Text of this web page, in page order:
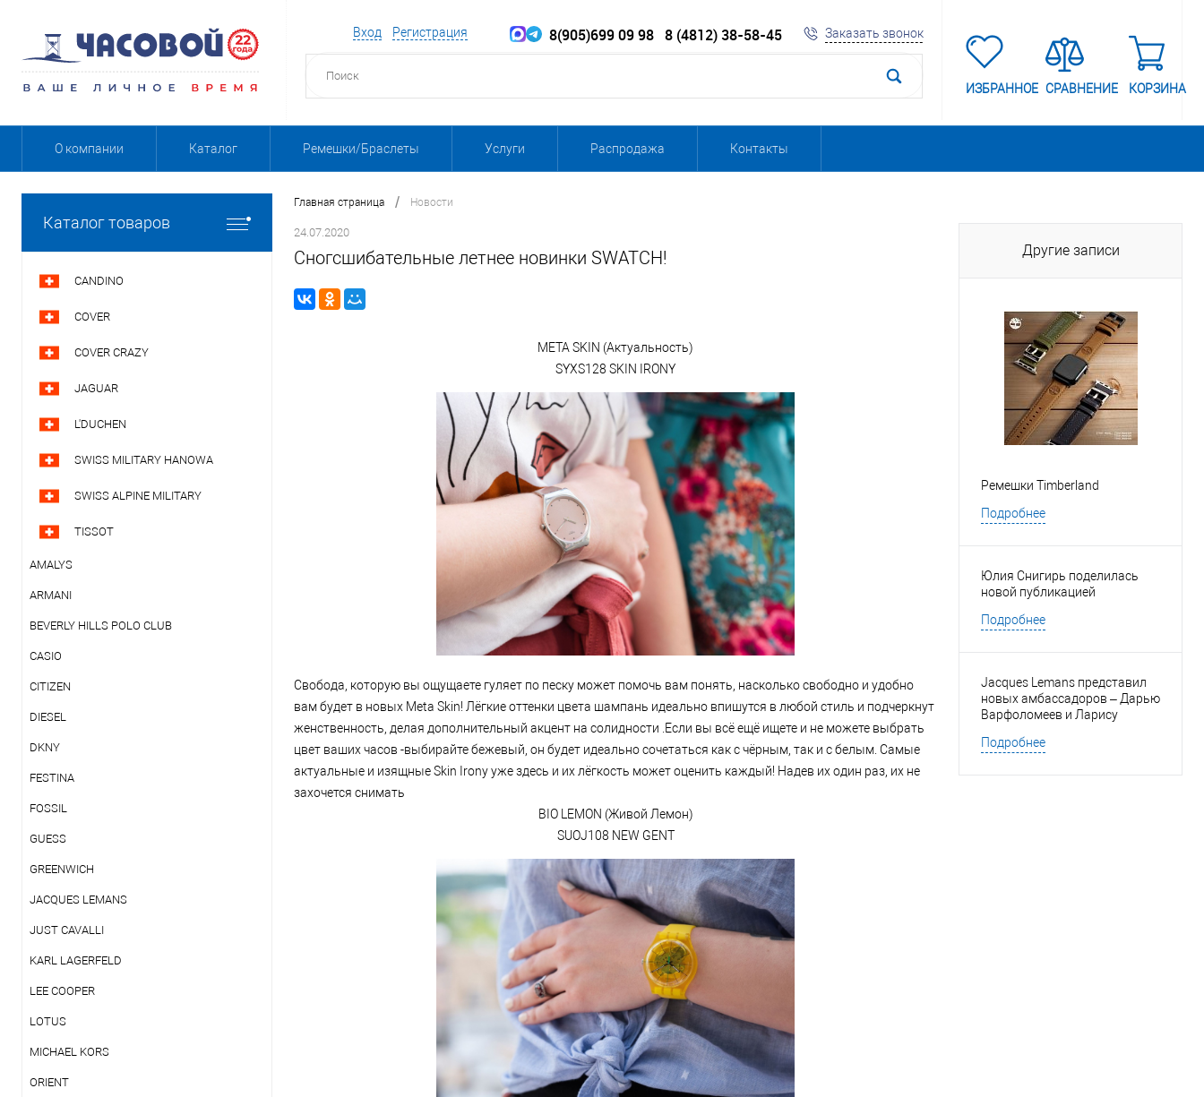
Вход Регистрация 8(905)699 09 98 8 (4812) 38-58-45 Заказать звонок
ИЗБРАННОЕ СРАВНЕНИЕ КОРЗИНА
О компании Каталог Ремешки/Браслеты Услуги Распродажа Контакты
Каталог товаров
CANDINO
COVER
COVER CRAZY
JAGUAR
L'DUCHEN
SWISS MILITARY HANOWA
SWISS ALPINE MILITARY
TISSOT
AMALYS
ARMANI
BEVERLY HILLS POLO CLUB
CASIO
CITIZEN
DIESEL
DKNY
FESTINA
FOSSIL
GUESS
GREENWICH
JACQUES LEMANS
JUST CAVALLI
KARL LAGERFELD
LEE COOPER
LOTUS
MICHAEL KORS
ORIENT
Главная страница / Новости
24.07.2020
Cногсшибательные летнее новинки SWATCH!
META SKIN (Актуальность)
SYXS128 SKIN IRONY
Свобода, которую вы ощущаете гуляет по песку может помочь вам понять, насколько свободно и удобно
вам будет в новых Meta Skin! Лёгкие оттенки цвета шампань идеально впишутся в любой стиль и подчеркнут
женственность, делая дополнительный акцент на солидности .Если вы всё ещё ищете и не можете выбрать
цвет ваших часов -выбирайте бежевый, он будет идеально сочетаться как с чёрным, так и с белым. Самые
актуальные и изящные Skin Irony уже здесь и их лёгкость может оценить каждый! Надев их один раз, их не
захочется снимать
BIO LEMON (Живой Лемон)
SUOJ108 NEW GENT
Другие записи
Ремешки Timberland
Подробнее
Юлия Снигирь поделилась
новой публикацией
Подробнее
Jacques Lemans представил
новых амбассадоров – Дарью
Варфоломеев и Ларису
Подробнее